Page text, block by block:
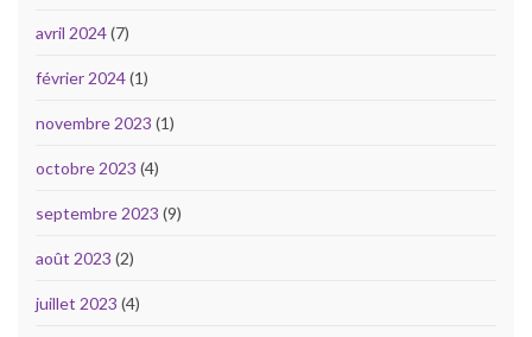
avril 2024(7)
février 2024(1)
novembre 2023 (1)
octobre 2023 (4)
septembre 2023 (9)
août 2023 (2)
juillet 2023 (4)